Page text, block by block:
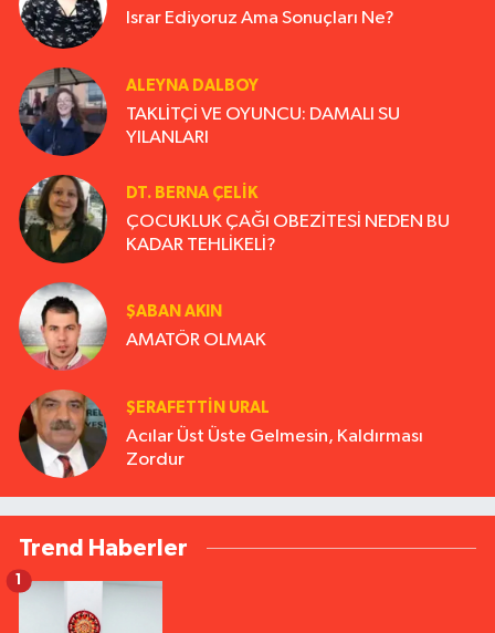
Israr Ediyoruz Ama Sonuçları Ne?
ALEYNA DALBOY
TAKLİTÇİ VE OYUNCU: DAMALI SU
YILANLARI
DT. BERNA ÇELIK
ÇOCUKLUK ÇAĞI OBEZİTESİ NEDEN BU
KADAR TEHLİKELİ?
ŞABAN AKIN
AMATÖR OLMAK
ŞERAFETTIN URAL
Acılar Üst Üste Gelmesin, Kaldırması
Zordur
Trend Haberler
1